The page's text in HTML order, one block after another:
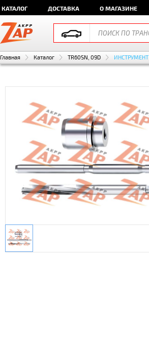
КАТАЛОГ ДОСТАВКА О МАГАЗИНЕ
Главная Каталог TR60SN, 09D ИНСТРУМЕНТ